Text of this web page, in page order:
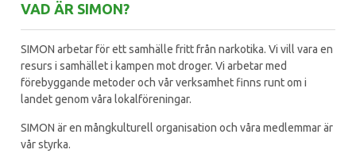
VAD ÄR SIMON?
SIMON arbetar för ett samhälle fritt från narkotika. Vi vill vara en
resurs i samhället i kampen mot droger. Vi arbetar med
förebyggande metoder och vår verksamhet finns runt om i
landet genom våra lokalföreningar.
SIMON är en mångkulturell organisation och våra medlemmar är
vår styrka.